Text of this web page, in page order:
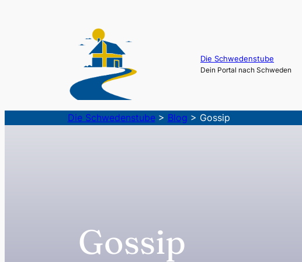
Die Schwedenstube
Dein Portal nach Schweden
Die Schwedenstube> Blog > Gossip
Gossip